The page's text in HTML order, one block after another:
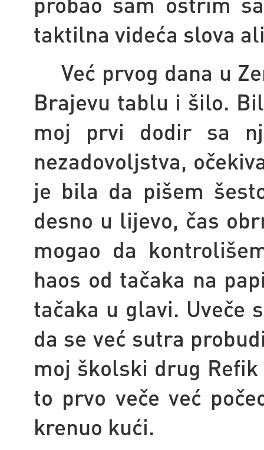
taktilna videća slova
Već prvog dana u
Brajevu tablu i šilo.
moj prvi dodir sa
nezadovoljstva,
je bila da pišem
desno u lijevo, čas
mogao da
haos od tačaka na
tačaka u glavi. Uveče
da se već sutra
moj školski drug Refik
to prvo veče već
krenuo kući.